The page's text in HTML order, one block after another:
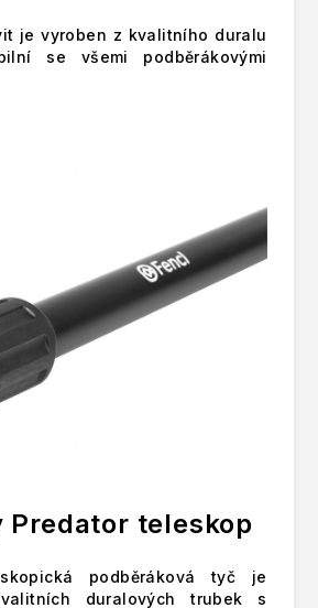
je vyroben z kvalitního duralu
se všemi podběrákovými
Predator teleskop
podběráková tyč je
duralových trubek s